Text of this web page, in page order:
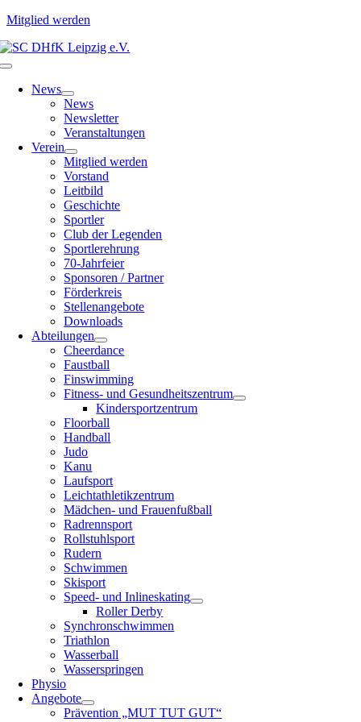
Mitglied werden
Zum
Inhalt
Toggle
NavigationNews
News
Newsletter
Veranstaltungen
Verein
Mitglied werden
Vorstand
Leitbild
Geschichte
Sportler
Club der Legenden
Sportlerehrung
70-Jahrfeier
Sponsoren / Partner
Förderkreis
Stellenangebote
Downloads
Abteilungen
Cheerdance
Faustball
Finswimming
Fitness- und Gesundheitszentrum
Kindersportzentrum
Floorball
Handball
Judo
Kanu
Laufsport
Leichtathletikzentrum
Mädchen- und Frauenfußball
Radrennsport
Rollstuhlsport
Rudern
Schwimmen
Skisport
Speed- und Inlineskating
Roller Derby
Synchronschwimmen
Triathlon
Wasserball
Wasserspringen
Physio
Angebote
Prävention „MUT TUT GUT“